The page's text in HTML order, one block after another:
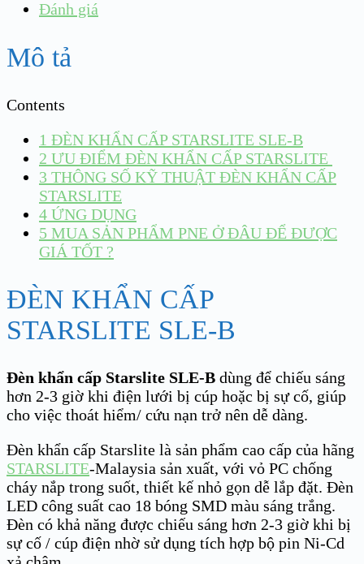
Đánh giá
Mô tả
Contents
1 ĐÈN KHẨN CẤP STARSLITE SLE-B
2 ƯU ĐIỂM ĐÈN KHẨN CẤP STARSLITE
3 THÔNG SỐ KỸ THUẬT ĐÈN KHẨN CẤP
STARSLITE
4 ỨNG DỤNG
5 MUA SẢN PHẨM PNE Ở ĐÂU ĐỂ ĐƯỢC
GIÁ TỐT ?
ĐÈN KHẨN CẤP
STARSLITE SLE-B
Đèn khẩn cấp Starslite SLE-B dùng để chiếu sáng
hơn 2-3 giờ khi điện lưới bị cúp hoặc bị sự cố, giúp
cho việc thoát hiểm/ cứu nạn trở nên dễ dàng.
Đèn khẩn cấp Starslite là sản phẩm cao cấp của hãng
STARSLITE-Malaysia sản xuất, với vỏ PC chống
cháy nắp trong suốt, thiết kế nhỏ gọn dễ lắp đặt. Đèn
LED công suất cao 18 bóng SMD màu sáng trắng.
Đèn có khả năng được chiếu sáng hơn 2-3 giờ khi bị
sự cố / cúp điện nhờ sử dụng tích hợp bộ pin Ni-Cd